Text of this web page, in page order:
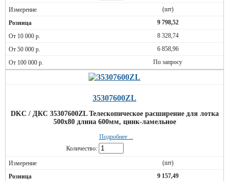
(шт)
9 798,52
8 328,74
6 858,96
По запросу
35307600ZL
DKC / ДКС 35307600ZL Телескопическое расширение для лотка
500х80 длина 600мм, цинк-ламельное
Подробнее ...
Количество:
(шт)
9 157,49